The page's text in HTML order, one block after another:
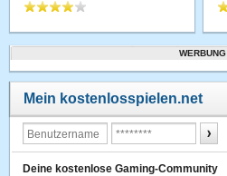
WERBUNG
Mein kostenlosspielen.net
Deine kostenlose Gaming-Community